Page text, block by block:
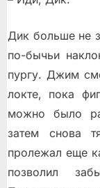
Дик больше не
по-бычьи
пургу. Джим
локте, пока
можно было
затем снова
пролежал еще
позволил